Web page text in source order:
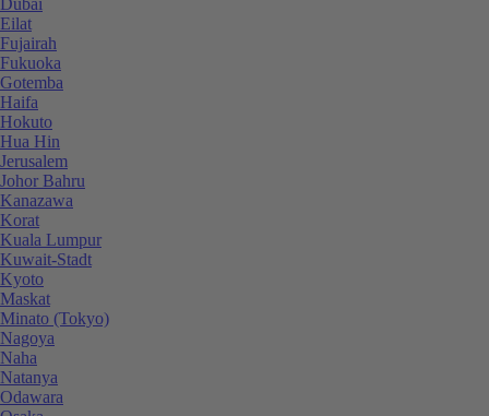
Eilat
Fujairah
Fukuoka
Gotemba
Haifa
Hokuto
Hua Hin
Jerusalem
Johor Bahru
Kanazawa
Korat
Kuala Lumpur
Kuwait-Stadt
Kyoto
Maskat
Minato (Tokyo)
Nagoya
Naha
Natanya
Odawara